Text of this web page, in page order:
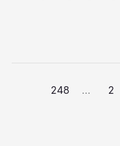
2
…
248